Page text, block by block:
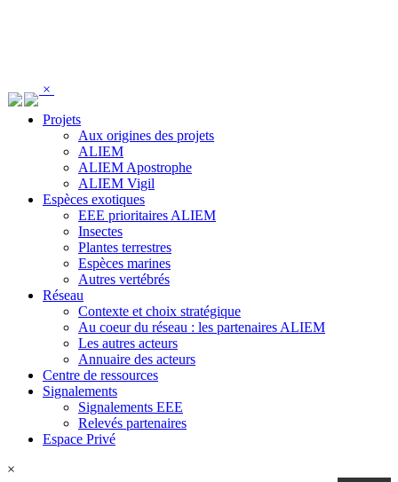
×
Projets
Aux origines des projets
ALIEM
ALIEM Apostrophe
ALIEM Vigil
Espèces exotiques
EEE prioritaires ALIEM
Insectes
Plantes terrestres
Espèces marines
Autres vertébrés
Réseau
Contexte et choix stratégique
Au coeur du réseau : les partenaires ALIEM
Les autres acteurs
Annuaire des acteurs
Centre de ressources
Signalements
Signalements EEE
Relevés partenaires
Espace Privé
×